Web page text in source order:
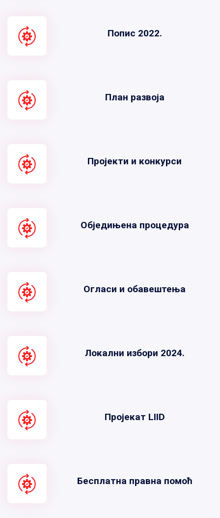
Попис 2022.
План развоја
Пројекти и конкурси
Обједињена процедура
Огласи и обавештења
Локални избори 2024.
Пројекат LIID
Бесплатна правна помоћ